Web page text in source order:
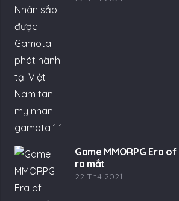
Game MMORPG Era
ra mắt
22 Th4 2021